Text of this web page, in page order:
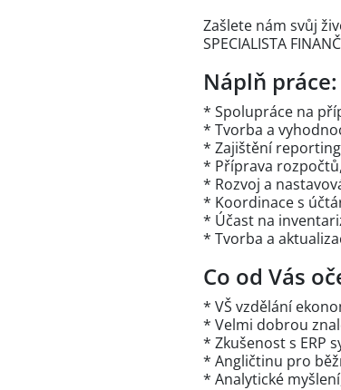
Zašlete nám svůj
SPECIALISTA
Náplň práce:
* Spolupráce na
* Tvorba a
* Zajištění
* Příprava
* Rozvoj a
* Koordinace s
* Účast na
* Tvorba a
Co od Vás
* VŠ vzdělání
* Velmi dobrou
* Zkušenost s ERP
* Angličtinu pro
* Analytické